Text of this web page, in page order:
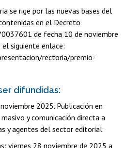
se rige por las nuevas bases del
en el Decreto
de fecha 10 de noviembre
siguiente enlace:
rectoria/premio-
difundidas:
2025. Publicación en
y comunicación directa a
y agentes del sector editorial.
viernes 28 noviembre de 2025 a